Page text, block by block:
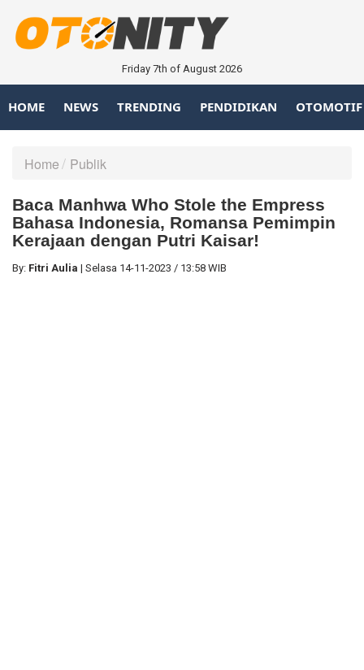
Friday 7th of August 2026
HOME NEWS TRENDING PENDIDIKAN OTOMOTIF
Home Publik
Baca Manhwa Who Stole the Empress
Bahasa Indonesia, Romansa Pemimpin
Kerajaan dengan Putri Kaisar!
By: Fitri Aulia | Selasa 14-11-2023 / 13:58 WIB